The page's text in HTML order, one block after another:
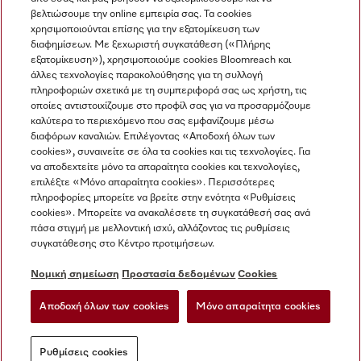
Η εταιρεία μας
Όροι και Προϋποθέσεις
Προστασία δεδομένων
Όροι Χρήσης
Δήλωση Προσβασιμότητας
Νόμος για τις ψηφιακές υπηρεσίες
Ρυθμίσεις cookies
Miele στο Instagram
Miele στο Facebook
Miele στο Youtube
βελτιώσουμε την online εμπειρία σας. Τα cookies
χρησιμοποιούνται επίσης για την εξατομίκευση των
διαφημίσεων. Με ξεχωριστή συγκατάθεση («Πλήρης
εξατομίκευση»), χρησιμοποιούμε cookies Bloomreach και
άλλες τεχνολογίες παρακολούθησης για τη συλλογή
πληροφοριών σχετικά με τη συμπεριφορά σας ως χρήστη, τις
οποίες αντιστοιχίζουμε στο προφίλ σας για να προσαρμόζουμε
καλύτερα το περιεχόμενο που σας εμφανίζουμε μέσω
διαφόρων καναλιών. Επιλέγοντας «Αποδοχή όλων των
cookies», συναινείτε σε όλα τα cookies και τις τεχνολογίες. Για
να αποδεχτείτε μόνο τα απαραίτητα cookies και τεχνολογίες,
επιλέξτε «Μόνο απαραίτητα cookies». Περισσότερες
πληροφορίες μπορείτε να βρείτε στην ενότητα «Ρυθμίσεις
cookies». Μπορείτε να ανακαλέσετε τη συγκατάθεσή σας ανά
πάσα στιγμή με μελλοντική ισχύ, αλλάζοντας τις ρυθμίσεις
συγκατάθεσης στο Κέντρο προτιμήσεων.
Νομική σημείωση Προστασία δεδομένων Cookies
Αποδοχή όλων των cookies Μόνο απαραίτητα cookies
Ρυθμίσεις cookies